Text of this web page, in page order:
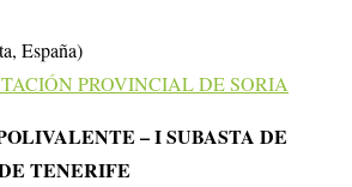
España)
PROVINCIAL DE SORIA
– I SUBASTA DE
TENERIFE